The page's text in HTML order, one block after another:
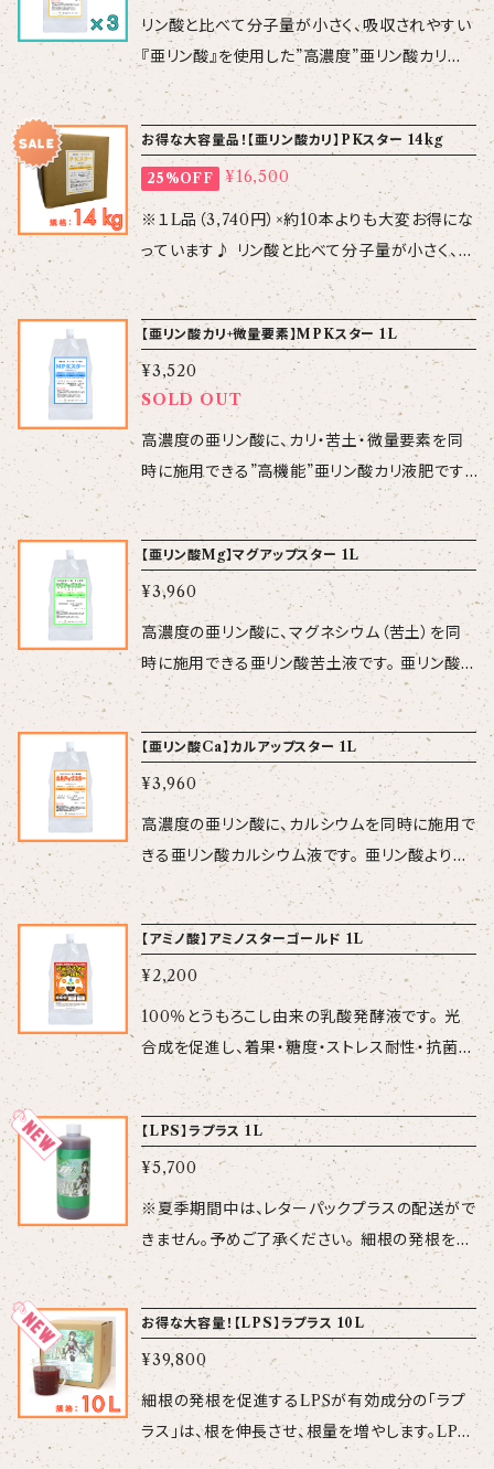
エナジー500倍の単独散布よりも、シリカスター
1,000倍＋リーフエナジー1,000倍の方が良い
結果となりました。 シリカスターは発根や光合
成の促進、リーフエナジーはエネルギーの補給。
アプローチの違う2材を組み合わせて、秋育苗や
秋定植の初期成育をブーストし、残暑に負けな
い、環境ストレスに負けない作物を育てません
か！ 【施用時期】 育苗期、定植直前、定植時のど
ぶ漬け、定植直後の根回し水、定植後～の潅水・
葉面散布 【施用方法】 基本施肥量は、シリカス
ター、リーフエナジー各1,000倍ですが、散布間
隔が散布液量により、500倍～2,000倍が目安
になります。
証成分】 N：P：K＝0：30：20(%) ※Pは、全量
亜リン酸 【性 状】 pH4.0～5.0、比重約1.4
5、無色透明液 【規 格】1L（1.45kg） 【使用
方法】標準施用倍率1,000倍（500～2,000倍）
（葉面散布・潅水） 【使用上の注
意】 ・作物によっては高濃度や高頻度で散布す
るとリンあるいはカリの過剰症状を起こす恐れ
がありますのでご注意ください。 ・高温時は通常
濃度より薄めてご使用ください。 ・石灰硫黄剤と
の混用は有毒ガス発生の恐れがありますので避
けてください。 ・飲料品ではありません。 ・直射
日光を避け、しっかりと閉めて冷暗所に保管して
ください。
リン酸と比べて分子量が小さく、吸収されやすい
『亜リン酸』を使用した”高濃度”亜リン酸カリ液
肥です。 窒素代謝を促進し徒長を抑制したり、花
芽分化や果実の肥大を促進、植物の病害抵抗物
質（ファイトアレキシン）の発現能力を引き出すこ
とにより、作物の病気抵抗性を向上します。 【保
証成分】 N：P：K＝0：30：20(%) ※Pは、全量
亜リン酸 【性 状】 pH4.0～5.0、比重約1.4
5、無色透明液 【規 格】1L（1.45kg） 【使用
方法】標準施用倍率1,000倍（500～2,000倍）
（葉面散布・潅水） 【使用上の注
意】 ・作物によっては高濃度や高頻度で散布す
るとリンあるいはカリの過剰症状を起こす恐れ
がありますのでご注意ください。 ・高温時は通常
濃度より薄めてご使用ください。 ・石灰硫黄剤と
の混用は有毒ガス発生の恐れがありますので避
けてください。 ・飲料品ではありません。 ・直射
日光を避け、しっかりと閉めて冷暗所に保管して
ください。
お得な大容量品！【亜リン酸カリ】PKスター 14kg
25%OFF ¥16,500
※１L品（3,740円）×約10本よりも大変お得にな
っています♪ リン酸と比べて分子量が小さく、吸
収されやすい『亜リン酸』を使用した”高濃度”亜
リン酸カリ液肥です。 窒素代謝を促進し徒長を
抑制したり、花芽分化や果実の肥大を促進、植物
の病害抵抗物質（ファイトアレキシン）の発現能
力を引き出すことにより、作物の病気抵抗性を向
上します。 【保証成分】 N：P：K＝0：30：20(%)
※Pは、全量亜リン酸 【性 状】 pH4.0～5.
0、比重約1.45、無色透明液 【規 格】14kg
【使用方法】標準施用倍率1,000倍（500～2,00
0倍） （葉面散布・潅水） 【使用上
の注意】 ・作物によっては高濃度や高頻度で散
布するとリンあるいはカリの過剰症状を起こす
恐れがありますのでご注意ください。 ・高温時は
通常濃度より薄めてご使用ください。 ・石灰硫黄
剤との混用は有毒ガス発生の恐れがありますの
で避けてください。 ・飲料品ではありません。 ・
直射日光を避け、しっかりと閉めて冷暗所に保
管してください。
【亜リン酸カリ+微量要素】MPKスター 1L
¥3,520
SOLD OUT
高濃度の亜リン酸に、カリ・苦土・微量要素を同
時に施用できる”高機能”亜リン酸カリ液肥です。
微量要素は、マンガン、ほう素、鉄、亜鉛、銅、モリ
ブデンの6種類含み、吸収されやすい有機酸金属
が主体です。育苗期や、微量要素が不足しがちな
生育後半での使用がお勧めです。 【保証成分】
N：P：K＝0：19：13(%) 苦土1％、マン
ガン0.08％、ホウ素0.07％ 【性 状】pH3.0
～3.5、比重約1.25、薄緑色液 【使用方法】 標準
施用倍率1,000倍（500～2,000倍）
（葉面散布・潅水）
【亜リン酸Mg】マグアップスター 1L
¥3,960
高濃度の亜リン酸に、マグネシウム（苦土）を同
時に施用できる亜リン酸苦土液です。 亜リン酸よ
り発根が促進され、スタミナがつき、環境ストレ
スを緩和します。 マグネシウムは、葉緑素の構成
元素で光合成能力を高め、 色々な酵素反応を
活性化します。土の中では流亡しやすく、体内で
体内でも移動しやすいため、古葉に苦土欠が起
こりやすい養分です。 亜リン酸で発根や活着が
促進されて、定植後の根張りを向上し、マグネシ
ウムで光合成能力が高まるので、定植初期や、日
照の少ない冬季の栽培にお勧めです。 【保証成
分】 N：P：K＝0：35：0(%) ※Pは、全量亜リン
酸 水溶性苦土 9.0％ 【性
状】 pH1、比重約1.4、無色透明液 【規 格】 1
L（1.4kg） 【使用方法】 標準施用倍率1,500倍
～2,000倍 （葉面散布） 【使用
上の注意】 ・強酸性ですので、混用時は保護メガ
ネ等着用ください ・薬害がでる可能性があるの
で、高濃度では使用しないください。 ・石灰硫黄
合剤などアルカリ性農薬と混用すると有毒ガス
が発生する可能性がありますので、混用しない
でください。 ・銅剤との混用、近接散布はお避け
ください。 ・原液同士での混用はお止めくださ
い。希釈混用される場合には、事前に少量にて混
用に問題がないことをご確認ください。
【亜リン酸Ca】カルアップスター 1L
¥3,960
高濃度の亜リン酸に、カルシウムを同時に施用で
きる亜リン酸カルシウム液です。 亜リン酸より発
根が促進され、スタミナがつき、環境ストレスを
緩和します。またカルシウムも同時に施肥できま
すので、省力化にも繋がります。カルシウム欠乏
により壊死した細胞は回復しませんので、欠乏症
が出る前から施肥し、予防する事が重要です。
【保証成分】 N：P：K＝0：20：1(%) ※Pは、全
量亜リン酸 カルシウム（CaOとし
て）7％ 【性 状】 pH1、比重約1.24、無色透
明液 【使用方法】 標準施用倍率1,000倍～1,50
0倍 （葉面散布） 【使用上の注
意】 ・強酸性ですので、混用時は保護メガネ等着
用ください。 ・薬害がでる可能性があるので、高
濃度では使用しないください。 ・石灰硫黄合剤
などアルカリ性農薬と混用すると有毒ガスが発
生する可能性がありますので、混用しないでくだ
さい。 ・銅剤との混用、近接散布はお避けくださ
い。 ・原液同士での混用はお止めください。希釈
混用される場合には、事前に少量にて混用に問
題がないことをご確認ください。
【アミノ酸】アミノスターゴールド 1L
¥2,200
100％とうもろこし由来の乳酸発酵液です。 光
合成を促進し、着果・糖度・ストレス耐性・抗菌性
を高めるプロリン、アラニン、グルタミン酸などの
アミノ酸を18種類合計18％（分析例）を含んでい
ます。 乳酸菌からつくられた「乳酸」やとうもろこ
しから溶け出した「フイチン酸」などの有機酸を
含んでいます。有機酸はアルカリ性土壌を改善
し、作物の肥料吸収性を高めます。 苦土、カルシ
ウム、 鉄、亜鉛、マンガンなどの中量・微量要素
を含んでいます。 【保証成分】 N：P：K＝3：3：2
(%) 【性 状】 pH4、比重1.2、茶色 【規
格】 1L（1.2kg） 【使用方法】 土壌灌水：300
倍～500倍 ※植物や土壌微生物へ養分を供給
します。土壌微生物が活性化することにより団粒
構造が促進されます。 葉面散布：500倍～1,00
【LPS】ラプラス 1L
¥5,700
※夏季期間中は、レターパックプラスの配送がで
きません。予めご了承ください。 細根の発根を促
進するLPSが有効成分の「ラプラス」は、根を伸
長させ、根量を増やします。LPSとは特定の菌を
培養することで生成される微生物由来の成分
で、植物免疫のアップや植物の生長を促進する
効果が期待できます。 【成 分】 LPS（リポポ
リサッカライド、糖脂質） 【性 状】 pH8.5、比
重約1比重約1.04、赤茶色液 【規 格】 1L
お得な大容量！【LPS】ラプラス 10L
¥39,800
細根の発根を促進するLPSが有効成分の「ラプ
ラス」は、根を伸長させ、根量を増やします。LPS
とは特定の菌を培養することで生成される微生